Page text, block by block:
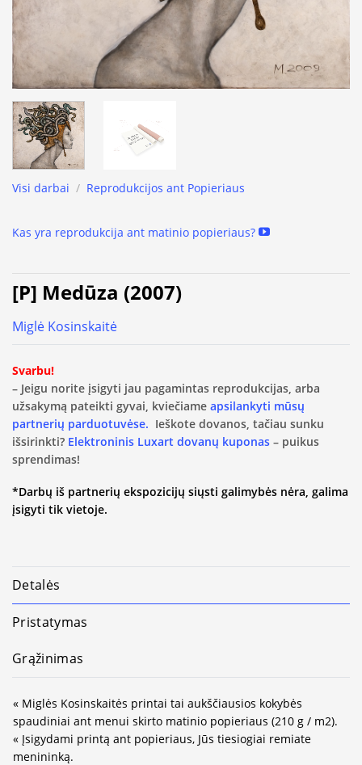
Visi darbai / Reprodukcijos ant Popieriaus
Kas yra reprodukcija ant matinio popieriaus?
[P] Medūza (2007)
Miglė Kosinskaitė
Svarbu!
– Jeigu norite įsigyti jau pagamintas reprodukcijas, arba
užsakymą pateikti gyvai, kviečiame apsilankyti mūsų
partnerių parduotuvėse. Ieškote dovanos, tačiau sunku
išsirinkti? Elektroninis Luxart dovanų kuponas – puikus
sprendimas!
*Darbų iš partnerių ekspozicijų siųsti galimybės nėra, galima
įsigyti tik vietoje.
Detalės
Pristatymas
Grąžinimas
« Miglės Kosinskaitės printai tai aukščiausios kokybės
spaudiniai ant menui skirto matinio popieriaus (210 g / m2).
« Įsigydami printą ant popieriaus, Jūs tiesiogiai remiate
menininką.